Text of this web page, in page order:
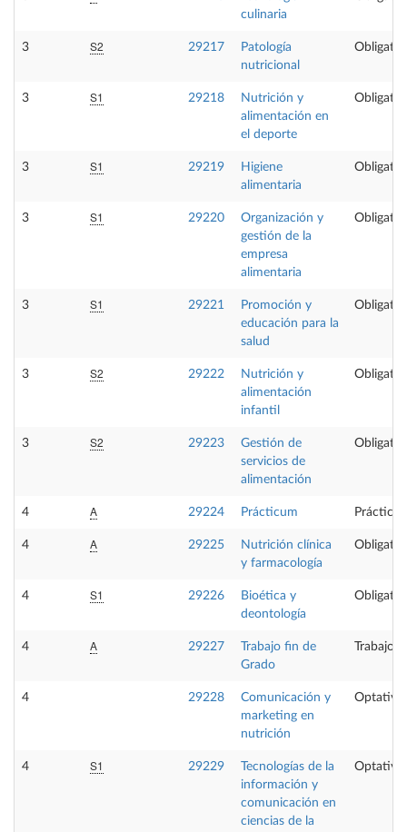
culinaria
3 S2 29217
Patología
nutricional
3 S1 29218
Nutrición y
alimentación en
el deporte
3 S1 29219
Higiene
alimentaria
3 S1 29220
Organización y
gestión de la
empresa
alimentaria
3 S1 29221
Promoción y
educación para la
salud
3 S2 29222
Nutrición y
alimentación
infantil
3 S2 29223
Gestión de
servicios de
alimentación
4 A 29224 Prácticum
4 A 29225
Nutrición clínica
y farmacología
4 S1 29226
Bioética y
deontología
4 A 29227
Trabajo fin de
Grado
Trabajo
4 29228
Comunicación y
marketing en
nutrición
Optativa
4 S1 29229
Tecnologías de la
información y
comunicación en
ciencias de la
Optativa